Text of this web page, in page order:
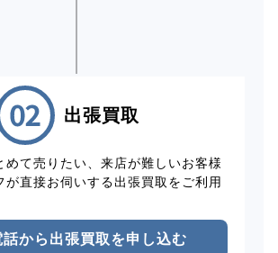
出張買取
めて売りたい、来店が難しいお客様
が直接お伺いする出張買取をご利用
話から出張買取を申し込む